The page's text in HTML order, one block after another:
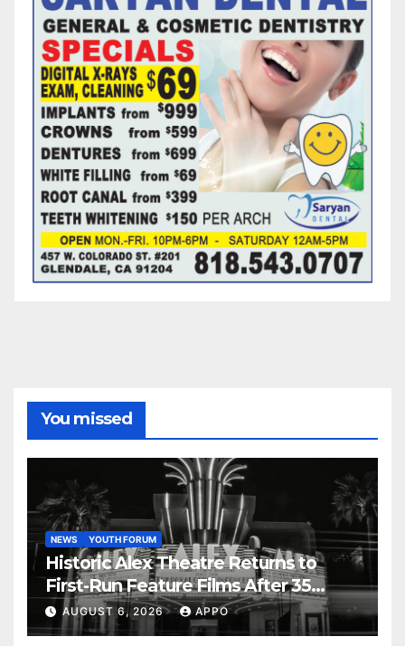
You missed
NEWS YOUTH FORUM
Historic Alex Theatre Returns to
First-Run Feature Films After 35
Years
AUGUST 6, 2026 APPO